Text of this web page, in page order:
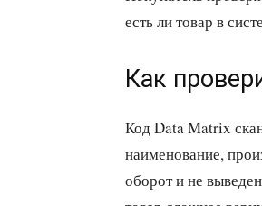
есть ли товар в
Как
Код Data Matrix
наименование,
оборот и не